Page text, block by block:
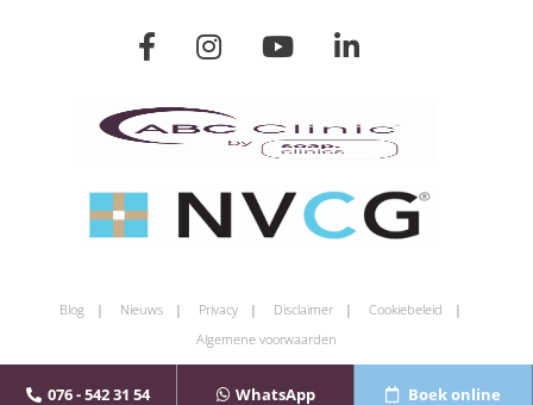
076 - 542 31 54 WhatsApp Boek online
Blog Nieuws Privacy Disclaimer
Cookiebeleid
Algemene voorwaarden